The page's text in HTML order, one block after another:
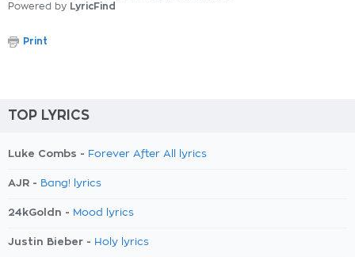
Powered by LyricFind
Print
TOP LYRICS
Luke Combs - Forever After All lyrics
AJR - Bang! lyrics
24kGoldn - Mood lyrics
Justin Bieber - Holy lyrics